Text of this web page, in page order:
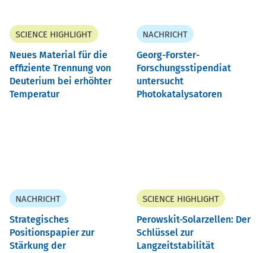
SCIENCE HIGHLIGHT
Neues Material für die
effiziente Trennung von
Deuterium bei erhöhter
Temperatur
NACHRICHT
Georg-Forster-
Forschungsstipendiat
untersucht
Photokatalysatoren
NACHRICHT
Strategisches
Positionspapier zur
Stärkung der
SCIENCE HIGHLIGHT
Perowskit-Solarzellen: Der
Schlüssel zur
Langzeitstabilität